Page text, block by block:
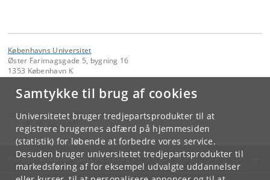
Samtykke til brug af cookies
Universitetet bruger tredjepartsprodukter til at
registrere brugernes adfærd på hjemmesiden
(statistik) for løbende at forbedre vores service.
Desuden bruger universitetet tredjepartsprodukter til
markedsføring af for eksempel udvalgte uddannelser
Københavns Universitet
Øster Farimagsgade 5, bygning 16
1353 København K
Kontakt:
faos@sociology.ku.dk
KØBENHAVNS UNIVERSITET